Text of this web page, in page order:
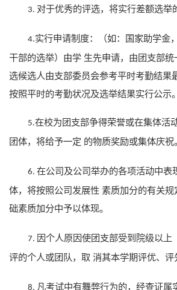
3. 对于优秀的评选，将实行差额选举
4.实行申请制度：（如：国家助学金
干部的选举）由学 生先申请，由团支部
选候选人由支部委员会参考平时考勤结果
按照平时的考勤状况及选举结果实行公示。
5.在校为团支部争得荣誉或在集体活
团体，将给予一定 的物质奖励或集体庆祝
6. 在公司及公司举办的各项活动中表
体，将按照公司发展性 素质加分的有关
础素质加分中予以体现。
7. 因个人原因使团支部受到院级以上
评的个人或团队， 取 消其本学期评优、评
8. 凡考试中有舞弊行为的，经查证属